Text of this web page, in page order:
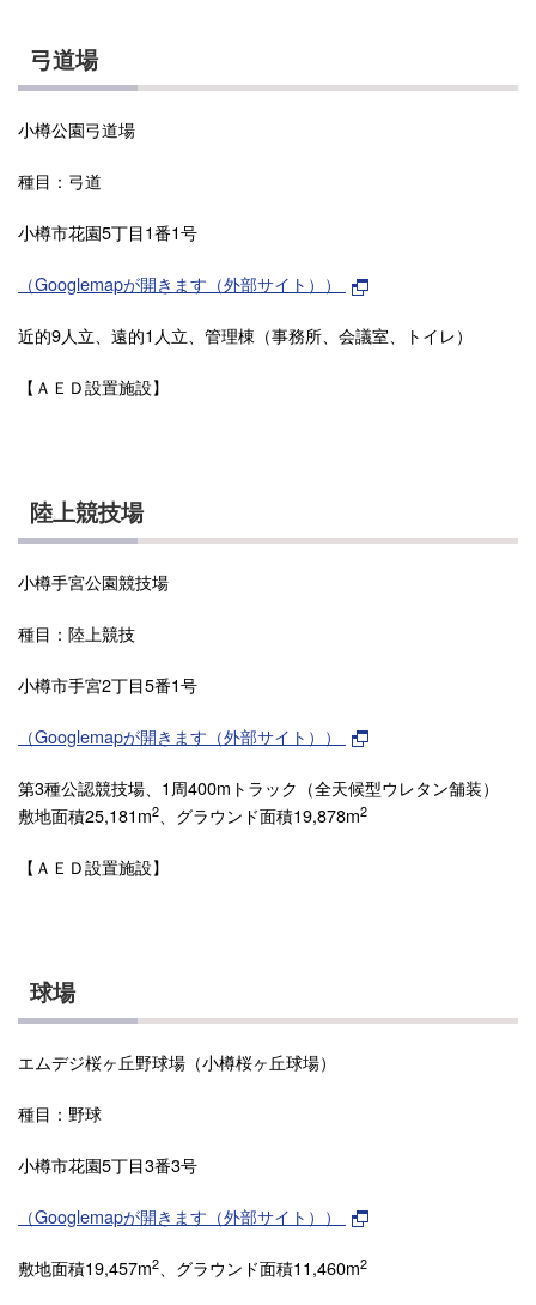
弓道場
小樽公園弓道場
種目：弓道
小樽市花園5丁目1番1号
（Googlemapが開きます（外部サイト））
近的9人立、遠的1人立、管理棟（事務所、会議室、トイレ）
【ＡＥＤ設置施設】
陸上競技場
小樽手宮公園競技場
種目：陸上競技
小樽市手宮2丁目5番1号
（Googlemapが開きます（外部サイト））
第3種公認競技場、1周400mトラック（全天候型ウレタン舗装）
敷地面積25,181m2、グラウンド面積19,878m2
【ＡＥＤ設置施設】
球場
エムデジ桜ヶ丘野球場（小樽桜ヶ丘球場）
種目：野球
小樽市花園5丁目3番3号
（Googlemapが開きます（外部サイト））
敷地面積19,457m2 、グラウンド面積11,460m2